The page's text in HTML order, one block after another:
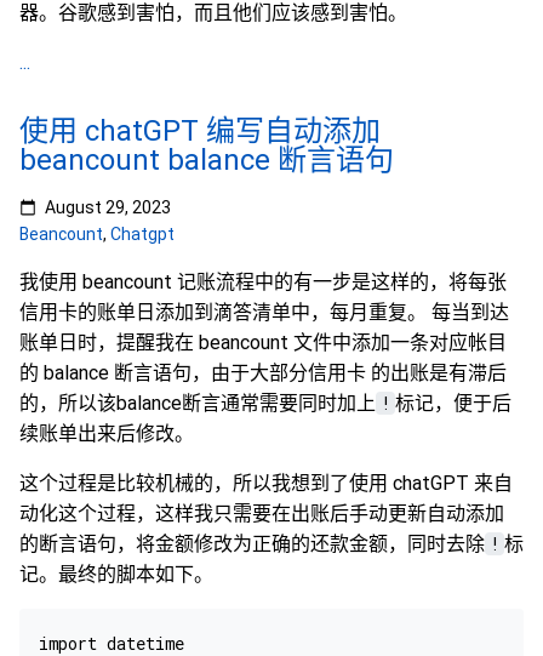
器。谷歌感到害怕，而且他们应该感到害怕。
...
使用 chatGPT 编写自动添加
beancount balance 断言语句
August 29, 2023
Beancount, Chatgpt
我使用 beancount 记账流程中的有一步是这样的，将每张
信用卡的账单日添加到滴答清单中，每月重复。 每当到达
账单日时，提醒我在 beancount 文件中添加一条对应帐目
的 balance 断言语句，由于大部分信用卡 的出账是有滞后
的，所以该balance断言通常需要同时加上 ! 标记，便于后
续账单出来后修改。
这个过程是比较机械的，所以我想到了使用 chatGPT 来自
动化这个过程，这样我只需要在出账后手动更新自动添加
的断言语句，将金额修改为正确的还款金额，同时去除 ! 标
记。最终的脚本如下。
import datetime